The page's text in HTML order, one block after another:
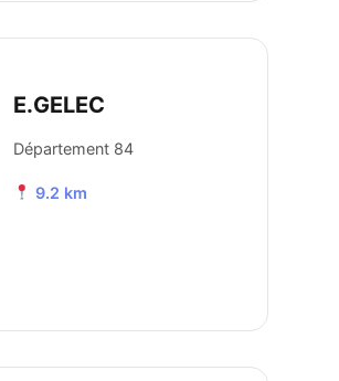
E.GELEC
Département 84
9.2 km